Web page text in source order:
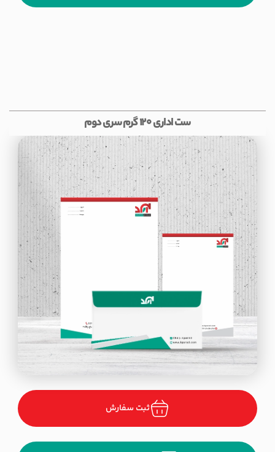
ست اداری 120 گرم سری دوم
ثبت سفارش